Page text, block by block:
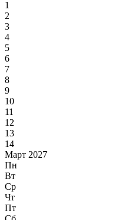
1
2
3
4
5
6
7
8
9
10
11
12
13
14
Март 2027
Пн
Вт
Ср
Чт
Пт